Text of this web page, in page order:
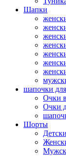
Шапки
шапочки
Очки
Очки
Шорты